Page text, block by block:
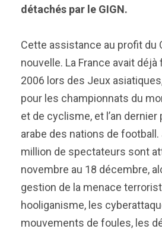
détachés par le GIGN.
Cette assistance au profit du
nouvelle. La France avait
2006 lors des Jeux
pour les championnats du
et de cyclisme, et l’an dernier
arabe des nations de football.
million de spectateurs sont
novembre au 18 décembre,
gestion de la menace
hooliganisme, les
mouvements de foules, les